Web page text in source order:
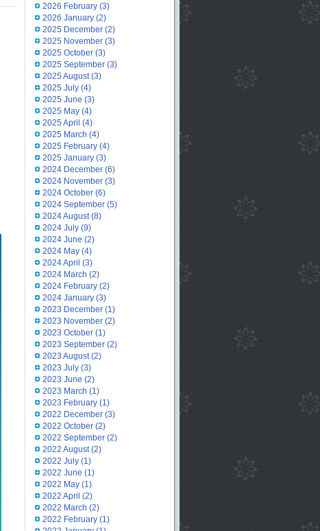
2026 February(3)
2026 January(2)
2025 December(2)
2025 November(3)
2025 October(3)
2025 September(3)
2025 August(3)
2025 July(4)
2025 June (3)
2025 May(4)
2025 April (4)
2025 March (4)
2025 February(4)
2025 January(3)
2024 December(6)
2024 November(3)
2024 October(6)
2024 September(5)
2024 August(8)
2024 July(9)
2024 June (2)
2024 May(4)
2024 April (3)
2024 March (2)
2024 February(2)
2024 January(3)
2023 December(1)
2023 November(2)
2023 October(1)
2023 September(2)
2023 August(2)
2023 July(3)
2023 June (2)
2023 March (1)
2023 February(1)
2022 December(3)
2022 October(2)
2022 September(2)
2022 August(2)
2022 July(1)
2022 June (1)
2022 May(1)
2022 April (2)
2022 March (2)
2022 February(1)